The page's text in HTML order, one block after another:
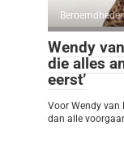
Wendy
die alles
eerst’
Voor Wendy van
dan alle